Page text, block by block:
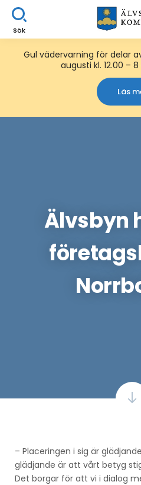
Sök
Gul vädervarning för delar
augusti kl. 12.00 –
Läs
Älvsbyn
– Placeringen i sig är
glädjande är att vårt betyg
Det borgar för att vi i dialog